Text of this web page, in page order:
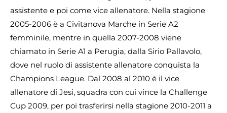
assistente e poi come vice allenatore. Nella stagione
2005-2006 è a Civitanova Marche in Serie A2
femminile, mentre in quella 2007-2008 viene
chiamato in Serie A1 a Perugia, dalla Sirio Pallavolo,
dove nel ruolo di assistente allenatore conquista la
Champions League. Dal 2008 al 2010 è il vice
allenatore di Jesi, squadra con cui vince la Challenge
Cup 2009, per poi trasferirsi nella stagione 2010-2011 a